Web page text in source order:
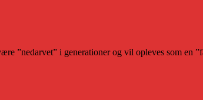
”nedarvet” i generationer og vil opleves som en